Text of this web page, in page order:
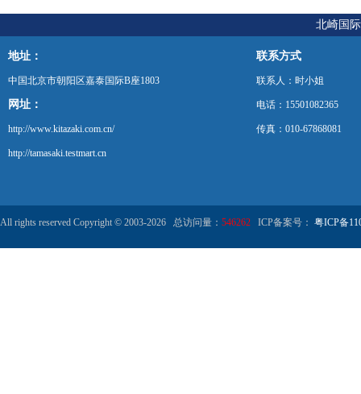
北崎国
地址：
中国北京市朝阳区嘉泰国际B座1803
网址：
http://www.kitazaki.com.cn/
http://tamasaki.testmart.cn
联系方式
联系人：时小姐
电话：15501082365
传真：010-67868081
All rights reserved Copyright © 2003-2026 总访问量： 546262 ICP备案号： 粤ICP备